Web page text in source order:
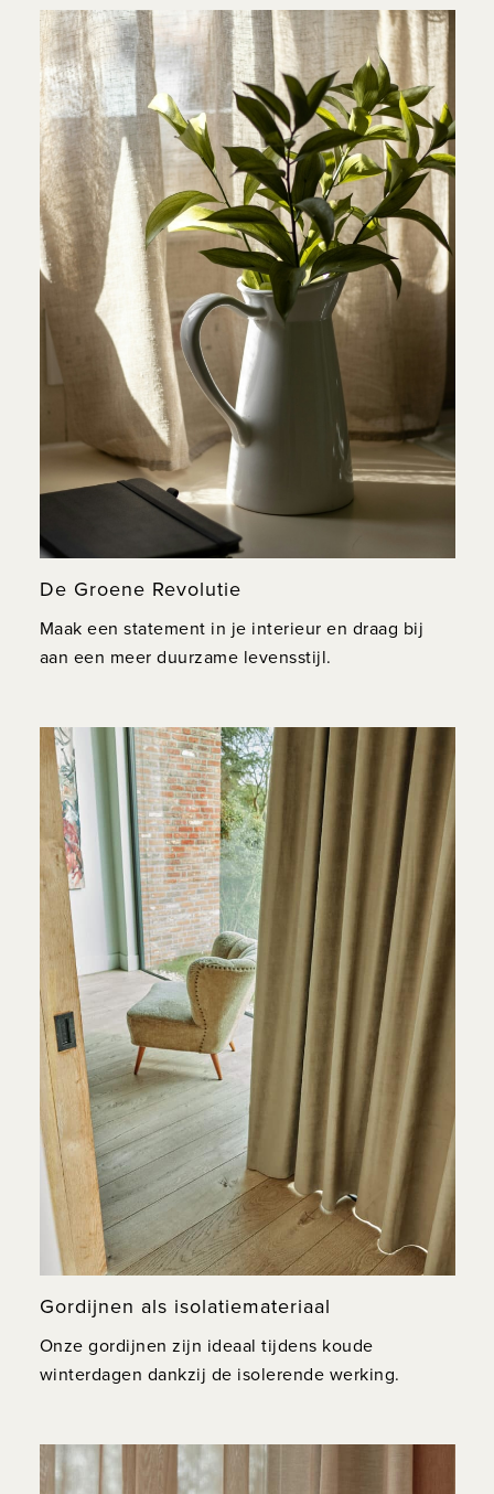
De Groene Revolutie
Maak een statement in je interieur en draag bij
aan een meer duurzame levensstijl.
Gordijnen als isolatiemateriaal
Onze gordijnen zijn ideaal tijdens koude
winterdagen dankzij de isolerende werking.